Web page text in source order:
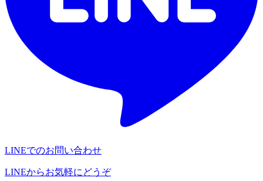
LINEでのお問い合わせ
LINEからお気軽にどうぞ